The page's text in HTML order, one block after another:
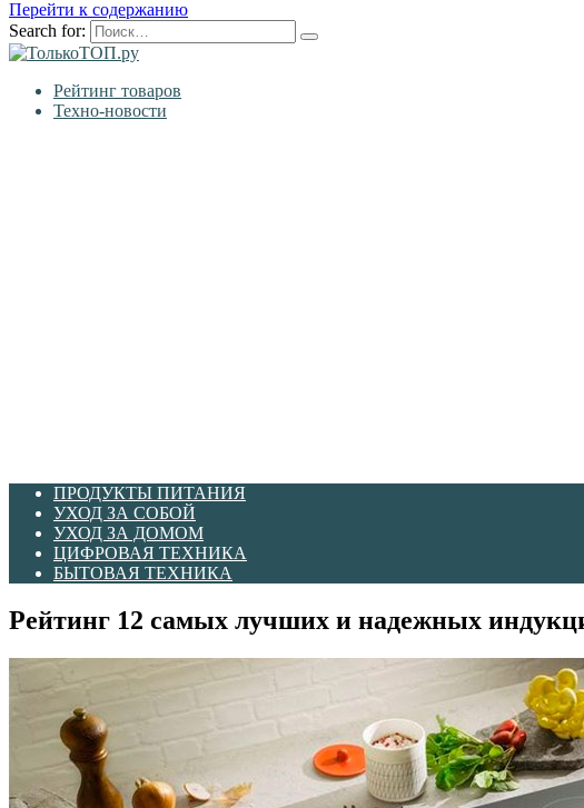
Перейти к содержанию
Search for:
Рейтинг товаров
Техно-новости
ПРОДУКТЫ ПИТАНИЯ
УХОД ЗА СОБОЙ
УХОД ЗА ДОМОМ
ЦИФРОВАЯ ТЕХНИКА
БЫТОВАЯ ТЕХНИКА
Рейтинг 12 самых лучших и надежных